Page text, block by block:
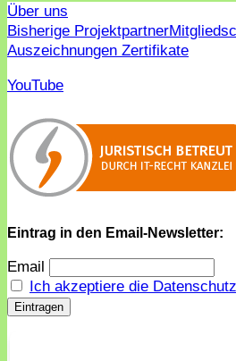
Über uns
Bisherige Projektpartner
Auszeichnungen Zertifikate
YouTube
Eintrag in den Email-Newsletter:
Email
Ich akzeptiere die